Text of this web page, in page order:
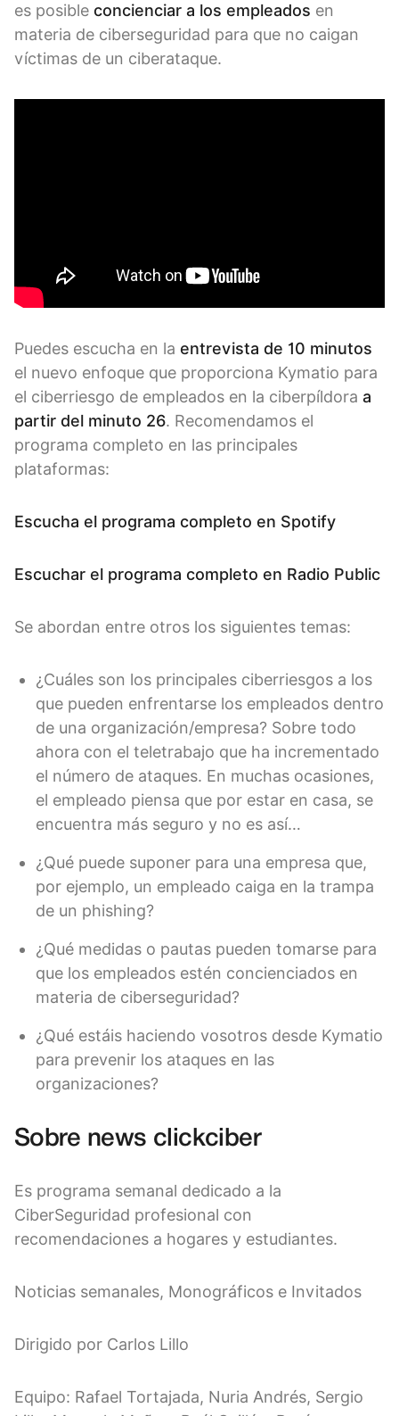
es posible concienciar a los empleados en
materia de ciberseguridad para que no caigan
víctimas de un ciberataque.
Puedes escucha en la entrevista de 10 minutos
el nuevo enfoque que proporciona Kymatio para
el ciberriesgo de empleados en la ciberpíldora a
partir del minuto 26. Recomendamos el
programa completo en las principales
plataformas:
Escucha el programa completo en Spotify
Escuchar el programa completo en Radio Public
Se abordan entre otros los siguientes temas:
¿Cuáles son los principales ciberriesgos a los
que pueden enfrentarse los empleados dentro
de una organización/empresa? Sobre todo
ahora con el teletrabajo que ha incrementado
el número de ataques. En muchas ocasiones,
el empleado piensa que por estar en casa, se
encuentra más seguro y no es así…
¿Qué puede suponer para una empresa que,
por ejemplo, un empleado caiga en la trampa
de un phishing?
¿Qué medidas o pautas pueden tomarse para
que los empleados estén concienciados en
materia de ciberseguridad?
¿Qué estáis haciendo vosotros desde Kymatio
para prevenir los ataques en las
organizaciones?
Sobre news clickciber
Es programa semanal dedicado a la
CiberSeguridad profesional con
recomendaciones a hogares y estudiantes.
Noticias semanales, Monográficos e Invitados
Dirigido por Carlos Lillo
Equipo: Rafael Tortajada, Nuria Andrés, Sergio